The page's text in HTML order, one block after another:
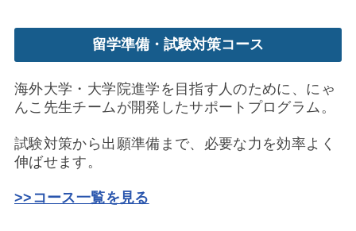
留学準備・試験対策コース
海外大学・大学院進学を目指す人のために、にゃ
んこ先生チームが開発したサポートプログラム。
試験対策から出願準備まで、必要な力を効率よく
伸ばせます。
>>コース一覧を見る